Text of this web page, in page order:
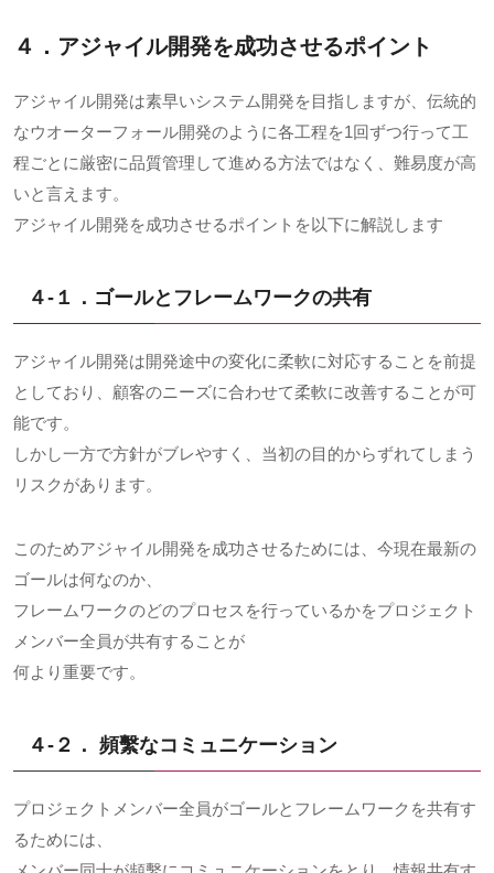
４．アジャイル開発を成功させるポイント
アジャイル開発は素早いシステム開発を目指しますが、伝統的
なウオーターフォール開発のように各工程を1回ずつ行って工
程ごとに厳密に品質管理して進める方法ではなく、難易度が高
いと言えます。
アジャイル開発を成功させるポイントを以下に解説します
４-１．ゴールとフレームワークの共有
アジャイル開発は開発途中の変化に柔軟に対応することを前提
としており、顧客のニーズに合わせて柔軟に改善することが可
能です。
しかし一方で方針がブレやすく、当初の目的からずれてしまう
リスクがあります。
このためアジャイル開発を成功させるためには、今現在最新の
ゴールは何なのか、
フレームワークのどのプロセスを行っているかをプロジェクト
メンバー全員が共有することが
何より重要です。
４-２． 頻繫なコミュニケーション
プロジェクトメンバー全員がゴールとフレームワークを共有す
るためには、